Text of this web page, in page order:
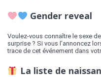
Gender reveal
Voulez-vous connaître le sexe
surprise ? Si vous l’annoncez
trace de cet événement dans
La liste de